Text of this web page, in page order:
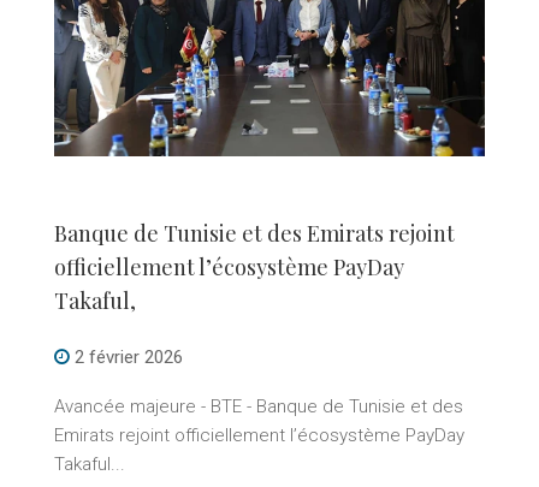
Banque de Tunisie et des Emirats rejoint
officiellement l’écosystème PayDay
Takaful,
2 février 2026
Avancée majeure - BTE - Banque de Tunisie et des
Emirats rejoint officiellement l’écosystème PayDay
Takaful...